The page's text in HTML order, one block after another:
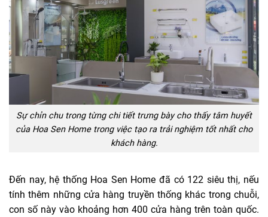
Sự chỉn chu trong từng chi tiết trưng bày cho thấy tâm huyết
của Hoa Sen Home trong việc tạo ra trải nghiệm tốt nhất cho
khách hàng.
Đến nay, hệ thống Hoa Sen Home đã có 122 siêu thị, nếu
tính thêm những cửa hàng truyền thống khác trong chuỗi,
con số này vào khoảng hơn 400 cửa hàng trên toàn quốc.